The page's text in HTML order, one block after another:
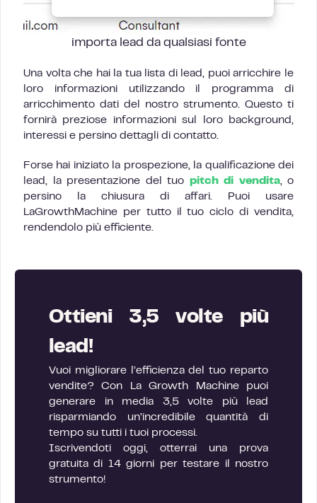
importa lead da qualsiasi fonte
Una volta che hai la tua lista di lead, puoi arricchire le
loro informazioni utilizzando il programma di
arricchimento dati del nostro strumento. Questo ti
fornirà preziose informazioni sul loro background,
interessi e persino dettagli di contatto.
Forse hai iniziato la prospezione, la qualificazione dei
lead, la presentazione del tuo pitch di vendita, o
persino la chiusura di affari. Puoi usare
LaGrowthMachine per tutto il tuo ciclo di vendita,
rendendolo più efficiente.
Ottieni 3,5 volte più
lead!
Vuoi migliorare l’efficienza del tuo reparto
vendite? Con La Growth Machine puoi
generare in media 3,5 volte più lead
risparmiando un’incredibile quantità di
tempo su tutti i tuoi processi.
Iscrivendoti oggi, otterrai una prova
gratuita di 14 giorni per testare il nostro
strumento!